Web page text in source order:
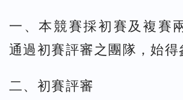
一、本競賽採初賽及複賽
通過初賽評審之團隊，始得
二、初賽評審